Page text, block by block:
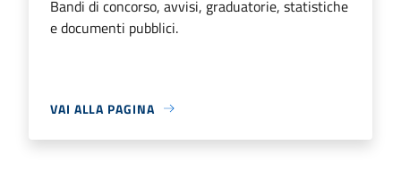
Bandi di concorso, avvisi, graduatorie, statistiche
e documenti pubblici.
VAI ALLA PAGINA